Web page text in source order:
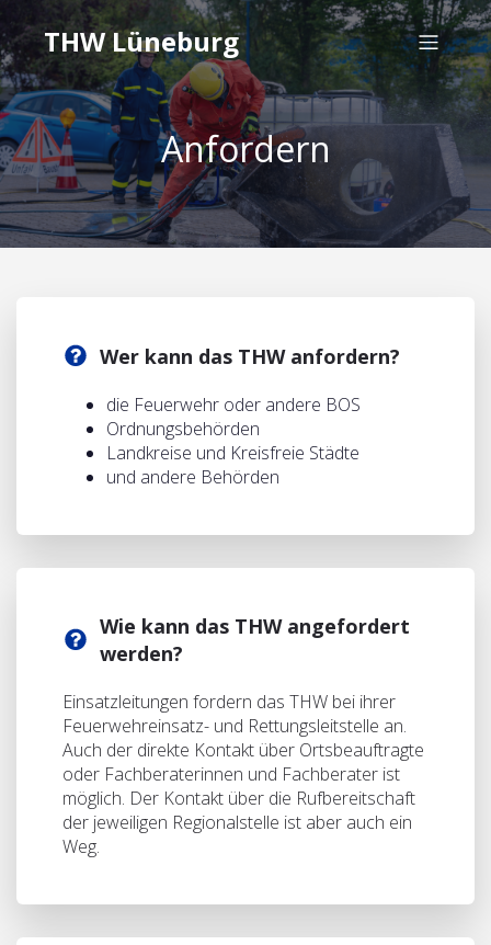
THW Lüneburg
Anfordern
Wer kann das THW anfordern?
die Feuerwehr oder andere BOS
Ordnungsbehörden
Landkreise und Kreisfreie Städte
und andere Behörden
Wie kann das THW angefordert
werden?
Einsatzleitungen fordern das THW bei ihrer
Feuerwehreinsatz- und Rettungsleitstelle an.
Auch der direkte Kontakt über Ortsbeauftragte
oder Fachberaterinnen und Fachberater ist
möglich. Der Kontakt über die Rufbereitschaft
der jeweiligen Regionalstelle ist aber auch ein
Weg.